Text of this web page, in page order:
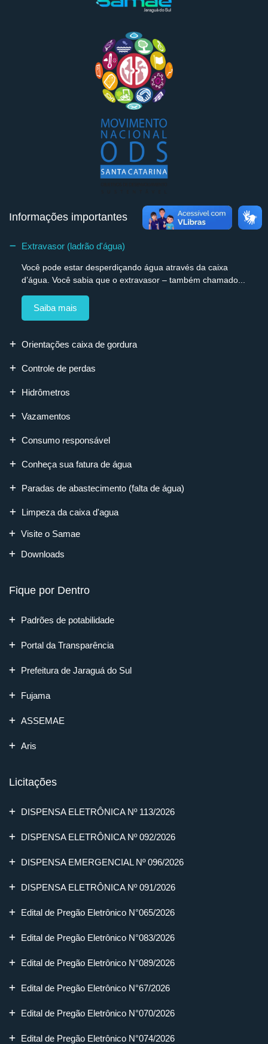
Informações importantes
Extravasor (ladrão d'água)
Você pode estar desperdiçando água através da caixa
d’água. Você sabia que o extravasor – também chamado...
Saiba mais
Orientações caixa de gordura
Controle de perdas
Hidrômetros
Vazamentos
Consumo responsável
Conheça sua fatura de água
Paradas de abastecimento (falta de água)
Limpeza da caixa d'agua
Visite o Samae
Downloads
Fique por Dentro
Padrões de potabilidade
Portal da Transparência
Prefeitura de Jaraguá do Sul
Fujama
ASSEMAE
Aris
Licitações
DISPENSA ELETRÔNICA Nº 113/2026
DISPENSA ELETRÔNICA Nº 092/2026
DISPENSA EMERGENCIAL Nº 096/2026
DISPENSA ELETRÔNICA Nº 091/2026
Edital de Pregão Eletrônico N°065/2026
Edital de Pregão Eletrônico N°083/2026
Edital de Pregão Eletrônico N°089/2026
Edital de Pregão Eletrônico N°67/2026
Edital de Pregão Eletrônico N°070/2026
Edital de Pregão Eletrônico N°074/2026